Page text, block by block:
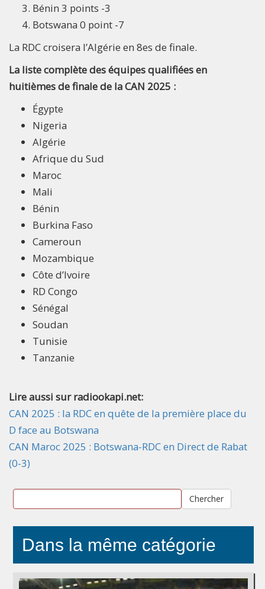
Bénin 3 points -3
Botswana 0 point -7
La RDC croisera l’Algérie en 8es de finale.
La liste complète des équipes qualifiées en
huitièmes de finale de la CAN 2025 :
Égypte
Nigeria
Algérie
Afrique du Sud
Maroc
Mali
Bénin
Burkina Faso
Cameroun
Mozambique
Côte d’Ivoire
RD Congo
Sénégal
Soudan
Tunisie
Tanzanie
Lire aussi sur radiookapi.net:
CAN 2025 : la RDC en quête de la première place du
D face au Botswana
CAN Maroc 2025 : Botswana-RDC en Direct de Rabat
(0-3)
Chercher
Dans la même catégorie